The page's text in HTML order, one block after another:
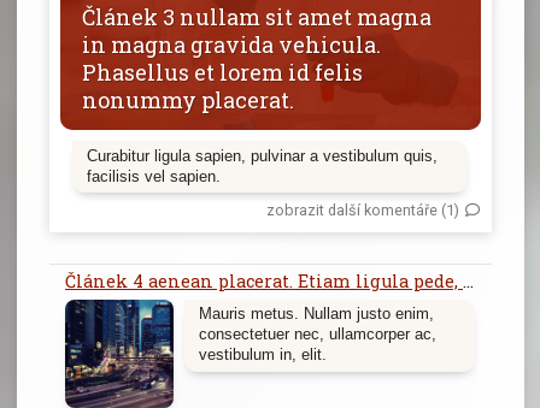
Článek 3 nullam sit amet magna
in magna gravida vehicula.
Phasellus et lorem id felis
nonummy placerat.
Curabitur ligula sapien, pulvinar a vestibulum quis,
facilisis vel sapien.
zobrazit další komentáře (1)
Článek 4 aenean placerat. Etiam ligula pede, sagittis quis, interdum ultricies, scelerisque eu.
Mauris metus. Nullam justo enim,
consectetuer nec, ullamcorper ac,
vestibulum in, elit.